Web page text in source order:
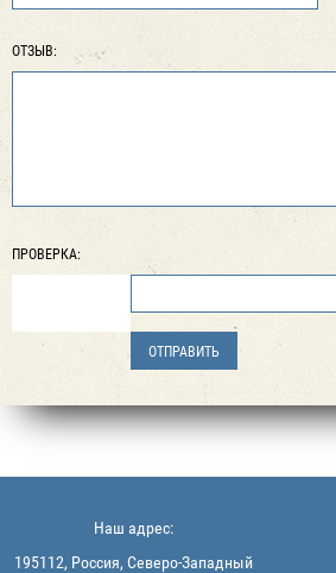
ОТЗЫВ:
ПРОВЕРКА:
Наш адрес:
195112, Россия, Северо-Западный